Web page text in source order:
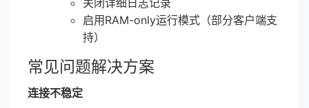
关闭详细日志记录
启用RAM-only运行模式（部分客户端支
持）
常见问题解决方案
连接不稳定